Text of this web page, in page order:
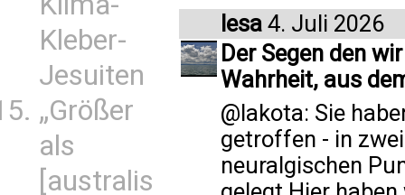
Kleber-
Jesuiten
„Größer
als
[australis
lesa 4. Juli 2026
Der Segen den
Wahrheit, aus
@lakota: Sie
getroffen - in
neuralgischen